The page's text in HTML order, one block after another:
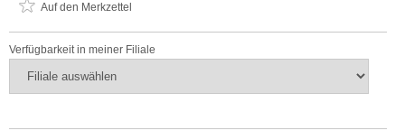
Auf den Merkzettel
Verfügbarkeit in meiner Filiale